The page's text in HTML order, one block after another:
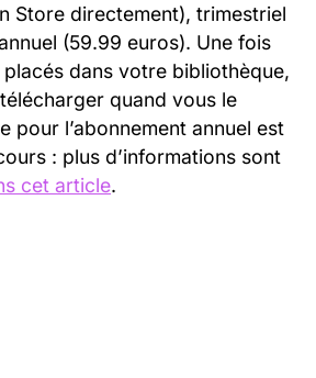
Store directement), trimestriel
(59.99 euros). Une fois
dans votre bibliothèque,
quand vous le
pour l’abonnement annuel est
: plus d’informations sont
cet article.